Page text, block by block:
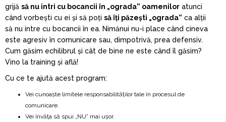
grijă să nu intri cu bocancii în „ograda” oamenilor atunci
când vorbești cu ei și să poți să îți păzești „ograda” ca alții
să nu intre cu bocancii în ea. Nimănui nu-i place când cineva
este agresiv în comunicare sau, dimpotrivă, prea defensiv.
Cum găsim echilibrul și cât de bine ne este când îl găsim?
Vino la training și află!
Cu ce te ajută acest program:
Vei cunoaște limitele responsabilităților tale în procesul de
comunicare.
Vei învăța să spui „NU” mai ușor.